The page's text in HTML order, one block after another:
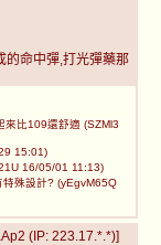
的命中彈,打光彈藥那
來比109還舒適 (SZMl3
15:01)
16/05/01 11:13)
殊設計? (yEgvM65Q
(IP: 223.17.*.*)]